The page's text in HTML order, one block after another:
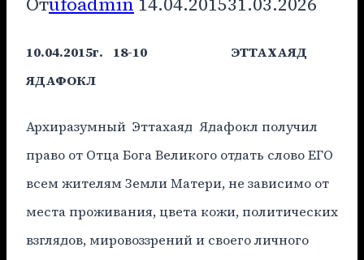
10.04.2015г. 18-10 ЭТТАХАЯД
ЯДАФОКЛ
Архиразумный Эттахаяд Ядафокл получил
право от Отца Бога Великого отдать слово ЕГО
всем жителям Земли Матери, не зависимо от
места проживания, цвета кожи, политических
взглядов, мировоззрений и своего личного